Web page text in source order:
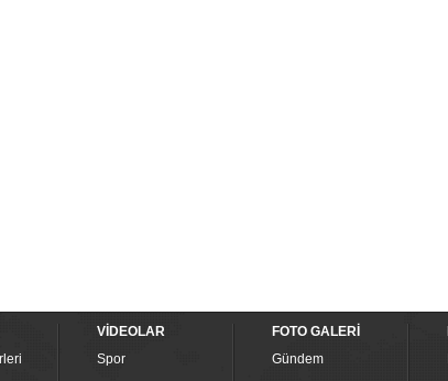
VİDEOLAR
Spor
FOTO GALERİ
Gündem